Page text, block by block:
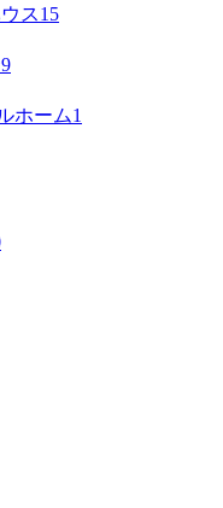
ス15
9
ホーム1